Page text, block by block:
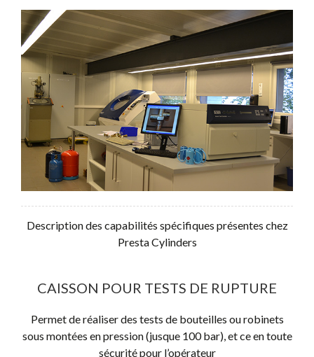
Description des capabilités spécifiques présentes chez
Presta Cylinders
CAISSON POUR TESTS DE RUPTURE
Permet de réaliser des tests de bouteilles ou robinets
sous montées en pression (jusque 100 bar), et ce en toute
sécurité pour l’opérateur